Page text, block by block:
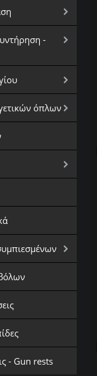
-
όπλων
- Gun rests